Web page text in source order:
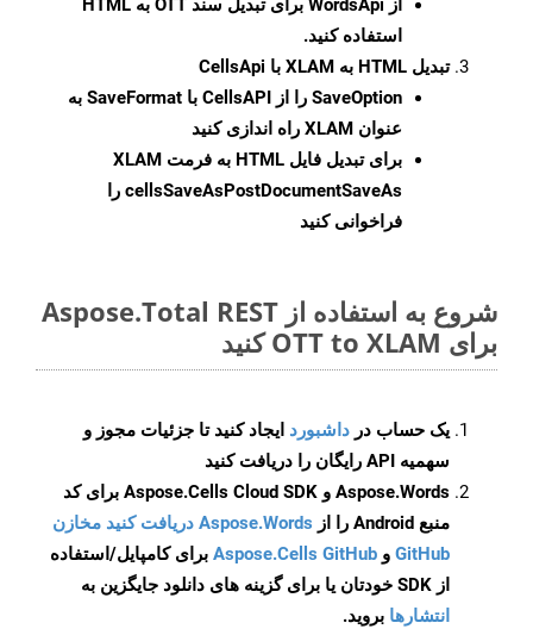
از WordsApi برای تبدیل سند OTT به HTML
استفاده کنید.
تبدیل HTML به XLAM با CellsApi
SaveOption
را از CellsAPI با SaveFormat به
عنوان XLAM راه اندازی کنید
برای تبدیل فایل HTML به فرمت
XLAM
cellsSaveAsPostDocumentSaveAs را
فراخوانی کنید
شروع به استفاده از Aspose.Total REST
برای OTT to XLAM کنید
یک حساب در داشبورد ایجاد کنید تا جزئیات مجوز و
سهمیه API رایگان را دریافت کنید
Aspose.Words و Aspose.Cells Cloud SDK برای کد
منبع Android را از
Aspose.Words دریافت کنید مخازن
GitHub و Aspose.Cells GitHub برای کامپایل/استفاده
از SDK خودتان یا برای گزینه های دانلود جایگزین به
انتشارها بروید.